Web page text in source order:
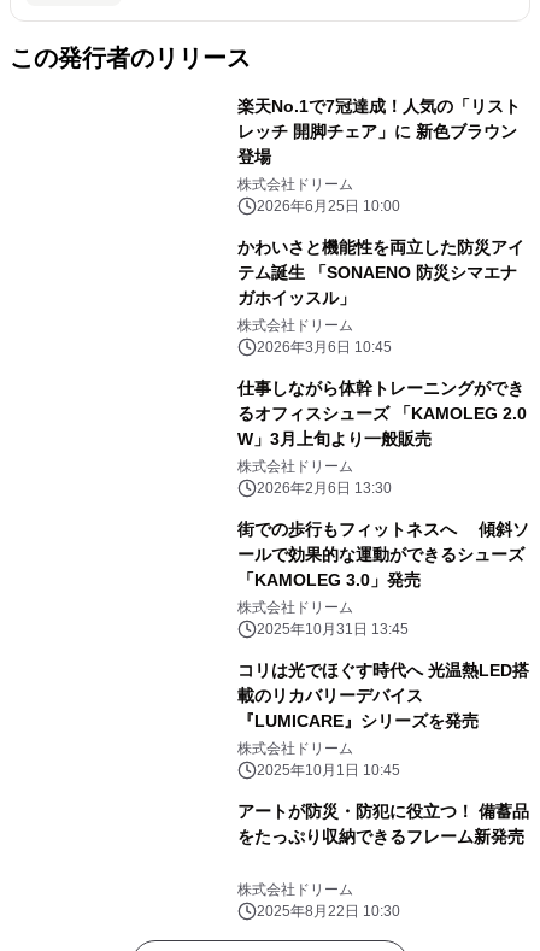
この発行者のリリース
楽天No.1で7冠達成！人気の「リスト
レッチ 開脚チェア」に 新色ブラウン
登場
株式会社ドリーム
2026年6月25日 10:00
かわいさと機能性を両立した防災アイ
テム誕生 「SONAENO 防災シマエナ
ガホイッスル」
株式会社ドリーム
2026年3月6日 10:45
仕事しながら体幹トレーニングができ
るオフィスシューズ 「KAMOLEG 2.0
W」3月上旬より一般販売
株式会社ドリーム
2026年2月6日 13:30
街での歩行もフィットネスへ 傾斜ソ
ールで効果的な運動ができるシューズ
「KAMOLEG 3.0」発売
株式会社ドリーム
2025年10月31日 13:45
コリは光でほぐす時代へ 光温熱LED搭
載のリカバリーデバイス
『LUMICARE』シリーズを発売
株式会社ドリーム
2025年10月1日 10:45
アートが防災・防犯に役立つ！ 備蓄品
をたっぷり収納できるフレーム新発売
株式会社ドリーム
2025年8月22日 10:30